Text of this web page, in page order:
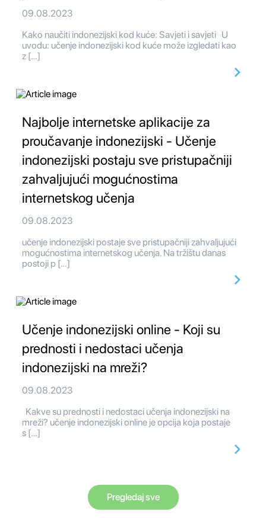
09.08.2023
Kako naučiti indonezijski kod kuće: Savjeti i savjeti U
uvodu: učenje indonezijski kod kuće može izgledati kao
z […]
Najbolje internetske aplikacije za
proučavanje indonezijski - Učenje
indonezijski postaju sve pristupačniji
zahvaljujući mogućnostima
internetskog učenja
09.08.2023
učenje indonezijski postaje sve pristupačniji zahvaljujući
mogućnostima internetskog učenja. Na tržištu danas
postoji p […]
Učenje indonezijski online - Koji su
prednosti i nedostaci učenja
indonezijski na mreži?
09.08.2023
Kakve su prednosti i nedostaci učenja indonezijski na
mreži? učenje indonezijski online je opcija koja postaje
s […]
Pregledaj sve